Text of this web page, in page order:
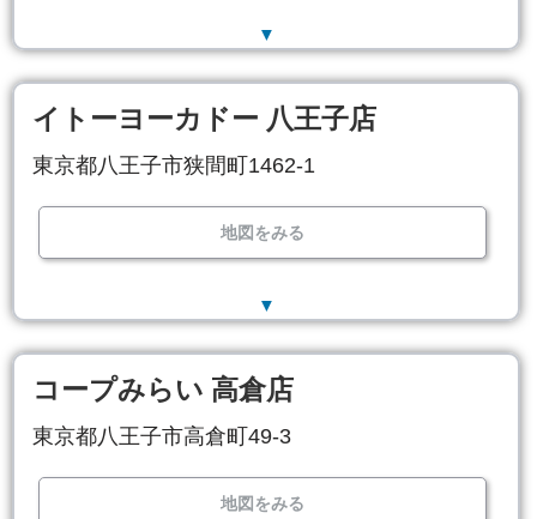
▼
イトーヨーカドー 八王子店
東京都八王子市狭間町1462-1
地図をみる
▼
コープみらい 高倉店
東京都八王子市高倉町49-3
地図をみる